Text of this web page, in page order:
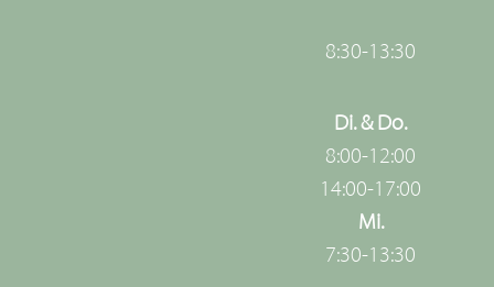
8:30-13:30
Di. & Do.
8:00-12:00
14:00-17:00
Mi.
7:30-13:30